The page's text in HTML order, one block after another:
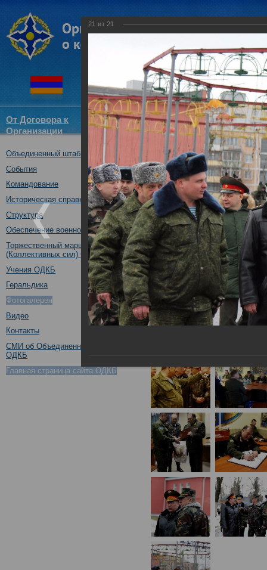
От Договора к
Организации
Структура
ОДКБ
Новости
Объединенный штаб ОДКБ
События
Командование
Историческая справка
Структура
Обеспечение военной безопасности
Торжественный марш Войск
(Коллективных сил) ОДКБ
Учения ОДКБ
Геральдика
Фотогалерея
Видео
Контакты
СМИ об Объединенном штабе
ОДКБ
Главная страница сайта ОДКБ
Встреча начальника
начальником
первым заместителем
Беларусь
11.02.2016
21 из 21